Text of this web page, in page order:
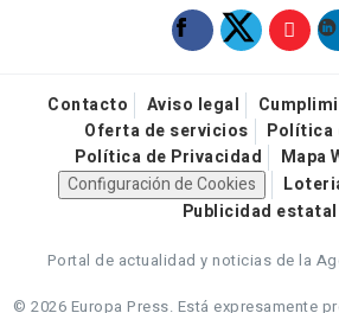
Contacto Aviso legal
Oferta de servicios
Política
Política de Privacidad
Mapa
Configuración de Cookies
Publicidad estatal
Portal de actualidad y noticias de la
© 2026 Europa Press. Está expresamente